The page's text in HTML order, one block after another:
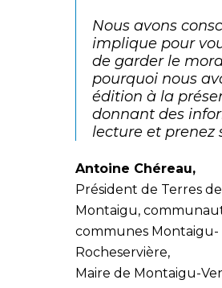
Nous avons
implique pour
de garder le
pourquoi nous
édition à la
donnant des
lecture et prenez
Antoine Chéreau,
Président de Terres de
Montaigu,
communes Montaigu-
Rocheservière,
Maire de Montaigu-